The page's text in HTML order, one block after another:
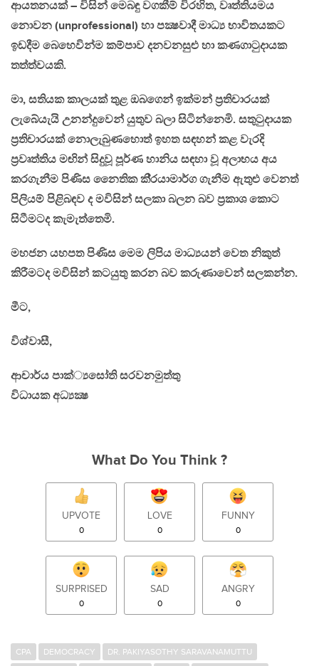
ආයතනයක් – විසින් මෙබඳු වගකීම් විරහිත, වෘත්තියමය
නොවන (unprofessional) හා පක්‍ෂවාදී මාධ්‍ය භාවිතයකට
ඉඩදීම බෙහෙවින්ම කම්පාව දනවනසුළු හා කණගාටුදායක
තත්ත්වයකි.
මා, සතියක කාලයක් තුළ ඔබගෙන් ඉක්මන් ප‍්‍රතිචාරයක්
ලැබේයැයි උනන්දුවෙන් යුතුව බලා සිටින්නෙමි. සතුටුදායක
ප‍්‍රතිචාරයක් නොලැබුණහොත් ඉහත සඳහන් කළ වැරදි
ප‍්‍රවෘත්තිය මඟින් සිදුවූ පූර්ණ හානිය සඳහා වූ අලාභය අය
කරගැනීම පිණිස නෛතික කි‍්‍රයාමාර්ග ගැනීම ඇතුළු වෙනත්
පිලියම් පිළිබඳව ද මවිසින් සලකා බලන බව ප‍්‍රකාශ කොට
සිටීමටද කැමැත්තෙමි.
මහජන යහපත පිණිස මෙම ලිපිය මාධ්‍යයන් වෙත නිකුත්
කිරීමටද මවිසින් කටයුතු කරන බව කරුණාවෙන් සලකන්න.
මීට,
විශ්වාසී,
ආචාර්ය පාක්‍්‍යසෝති සරවනමුත්තු
විධායක අධ්‍යක්‍ෂ
What Do You Think ?
UPVOTE
0
LOVE
0
FUNNY
0
SURPRISED
0
SAD
0
ANGRY
0
CPA DEMOCRACY
DR. PAKIYASOTHY SARAVANAMUTTU